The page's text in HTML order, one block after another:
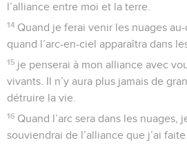
l’alliance entre moi et la terre.
14 Quand je ferai venir les nuages au-
quand l’arc-en-ciel apparaîtra dans
15 je penserai à mon alliance avec
vivants. Il n’y aura plus jamais de
détruire la vie.
16 Quand l’arc sera dans les nuages,
souviendrai de l’alliance que j’ai